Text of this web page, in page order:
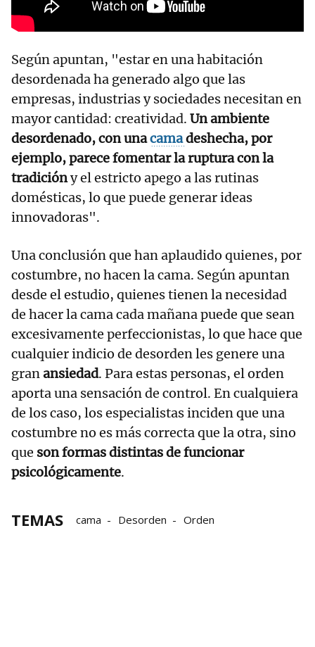
Según apuntan, "estar en una habitación
desordenada ha generado algo que las
empresas, industrias y sociedades necesitan en
mayor cantidad: creatividad. Un ambiente
desordenado, con unacamadeshecha, por
ejemplo, parece fomentar la ruptura con la
tradicióny el estricto apego a las rutinas
domésticas, lo que puede generar ideas
innovadoras".
Una conclusión que han aplaudido quienes, por
costumbre, no hacen la cama. Según apuntan
desde el estudio, quienes tienen la necesidad
de hacer la cama cada mañana puede que sean
excesivamente perfeccionistas, lo que hace que
cualquier indicio de desorden les genere una
granansiedad. Para estas personas, el orden
aporta una sensación de control. En cualquiera
de los caso, los especialistas inciden que una
costumbre no es más correcta que la otra, sino
que son formas distintas de funcionar
psicológicamente.
TEMAS cama Desorden Orden